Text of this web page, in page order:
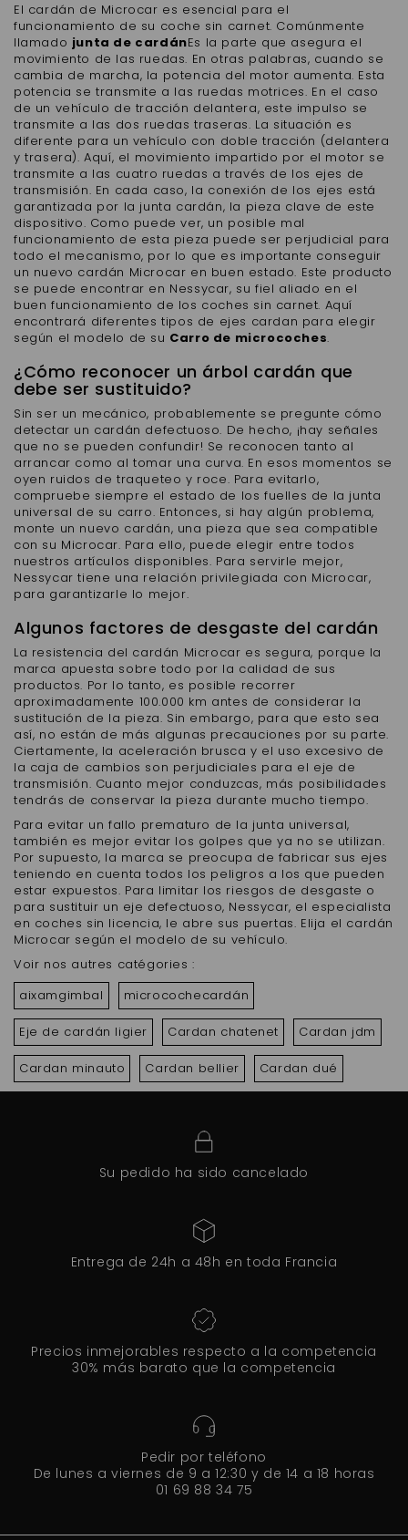
El cardán de Microcar es esencial para el
funcionamiento de su coche sin carnet. Comúnmente
llamado junta de cardánEs la parte que asegura el
movimiento de las ruedas. En otras palabras, cuando se
cambia de marcha, la potencia del motor aumenta. Esta
potencia se transmite a las ruedas motrices. En el caso
de un vehículo de tracción delantera, este impulso se
transmite a las dos ruedas traseras. La situación es
diferente para un vehículo con doble tracción (delantera
y trasera). Aquí, el movimiento impartido por el motor se
transmite a las cuatro ruedas a través de los ejes de
transmisión. En cada caso, la conexión de los ejes está
garantizada por la junta cardán, la pieza clave de este
dispositivo. Como puede ver, un posible mal
funcionamiento de esta pieza puede ser perjudicial para
todo el mecanismo, por lo que es importante conseguir
un nuevo cardán Microcar en buen estado. Este producto
se puede encontrar en Nessycar, su fiel aliado en el
buen funcionamiento de los coches sin carnet. Aquí
encontrará diferentes tipos de ejes cardan para elegir
según el modelo de su Carro de microcoches.
¿Cómo reconocer un árbol cardán que
debe ser sustituido?
Sin ser un mecánico, probablemente se pregunte cómo
detectar un cardán defectuoso. De hecho, ¡hay señales
que no se pueden confundir! Se reconocen tanto al
arrancar como al tomar una curva. En esos momentos se
oyen ruidos de traqueteo y roce. Para evitarlo,
compruebe siempre el estado de los fuelles de la junta
universal de su carro. Entonces, si hay algún problema,
monte un nuevo cardán, una pieza que sea compatible
con su Microcar. Para ello, puede elegir entre todos
nuestros artículos disponibles. Para servirle mejor,
Nessycar tiene una relación privilegiada con Microcar,
para garantizarle lo mejor.
Algunos factores de desgaste del cardán
La resistencia del cardán Microcar es segura, porque la
marca apuesta sobre todo por la calidad de sus
productos. Por lo tanto, es posible recorrer
aproximadamente 100.000 km antes de considerar la
sustitución de la pieza. Sin embargo, para que esto sea
así, no están de más algunas precauciones por su parte.
Ciertamente, la aceleración brusca y el uso excesivo de
la caja de cambios son perjudiciales para el eje de
transmisión. Cuanto mejor conduzcas, más posibilidades
tendrás de conservar la pieza durante mucho tiempo.
Para evitar un fallo prematuro de la junta universal,
también es mejor evitar los golpes que ya no se utilizan.
Por supuesto, la marca se preocupa de fabricar sus ejes
teniendo en cuenta todos los peligros a los que pueden
estar expuestos. Para limitar los riesgos de desgaste o
para sustituir un eje defectuoso, Nessycar, el especialista
en coches sin licencia, le abre sus puertas. Elija el cardán
Microcar según el modelo de su vehículo.
Voir nos autres catégories :
aixamgimbal
microcochecardán
Eje de cardán ligier Cardan chatenet Cardan jdm
Cardan minauto Cardan bellier Cardan dué
Su pedido ha sido cancelado
Entrega de 24h a 48h en toda Francia
Precios inmejorables respecto a la competencia
30% más barato que la competencia
Pedir por teléfono
De lunes a viernes de 9 a 12:30 y de 14 a 18 horas
01 69 88 34 75